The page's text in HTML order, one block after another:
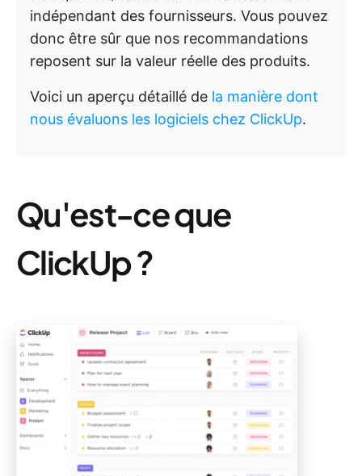
indépendant des fournisseurs. Vous pouvez
donc être sûr que nos recommandations
reposent sur la valeur réelle des produits.
Voici un aperçu détaillé de la manière dont
nous évaluons les logiciels chez ClickUp.
Qu'est-ce que
ClickUp ?